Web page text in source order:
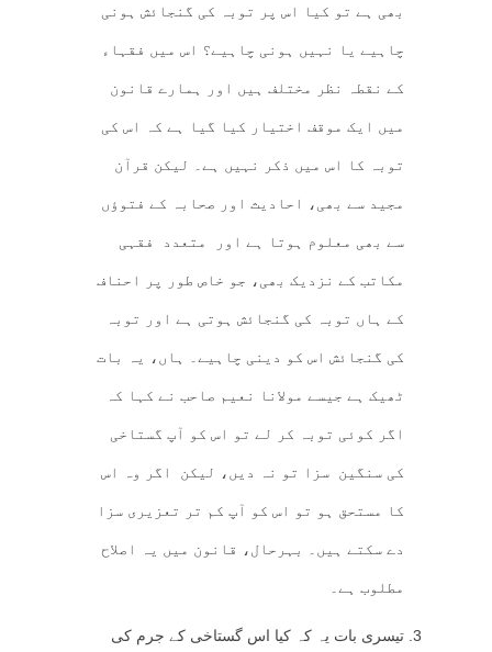
بھی ہے تو کیا اس پر توبہ کی گنجائش ہونی
چاہیے یا نہیں ہونی چاہیے؟ اس میں فقہاء
کے نقطہ نظر مختلف ہیں اور ہمارے قانون
میں ایک موقف اختیار کیا گیا ہے کہ اس کی
توبہ کا اس میں ذکر نہیں ہے۔ لیکن قرآن
مجید سے بھی، احادیث اور صحابہ کے فتوؤں
سے بھی معلوم ہوتا ہے اور متعدد فقہی
مکاتب کے نزدیک بھی، جو خاص طور پر احناف
کے ہاں توبہ کی گنجائش ہوتی ہے اور توبہ
کی گنجائش اس کو دینی چاہیے۔ ہاں، یہ بات
ٹھیک ہے جیسے مولانا نعیم صاحب نے کہا کہ
اگر کوئی توبہ کر لے تو اس کو آپ گستاخی
کی سنگین سزا تو نہ دیں، لیکن اگر وہ اس
کا مستحق ہو تو اس کو آپ کم تر تعزیری سزا
دے سکتے ہیں۔ بہرحال، قانون میں یہ اصلاح
مطلوب ہے۔
تیسری بات یہ کہ کیا اس گستاخی کے جرم کی